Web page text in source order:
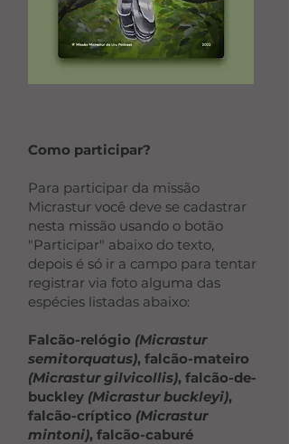
Como participar?
Para participar da missão
Micrastur você deve se cadastrar
nesta missão usando o botão
"Participar" abaixo do texto,
depois é só ir a campo para tentar
registrar via foto alguma das
espécies listadas abaixo:
Falcão-relógio (Micrastur
semitorquatus), falcão-mateiro
(Micrastur gilvicollis), falcão-de-
buckley (Micrastur buckleyi),
falcão-críptico (Micrastur
mintoni), falcão-caburé